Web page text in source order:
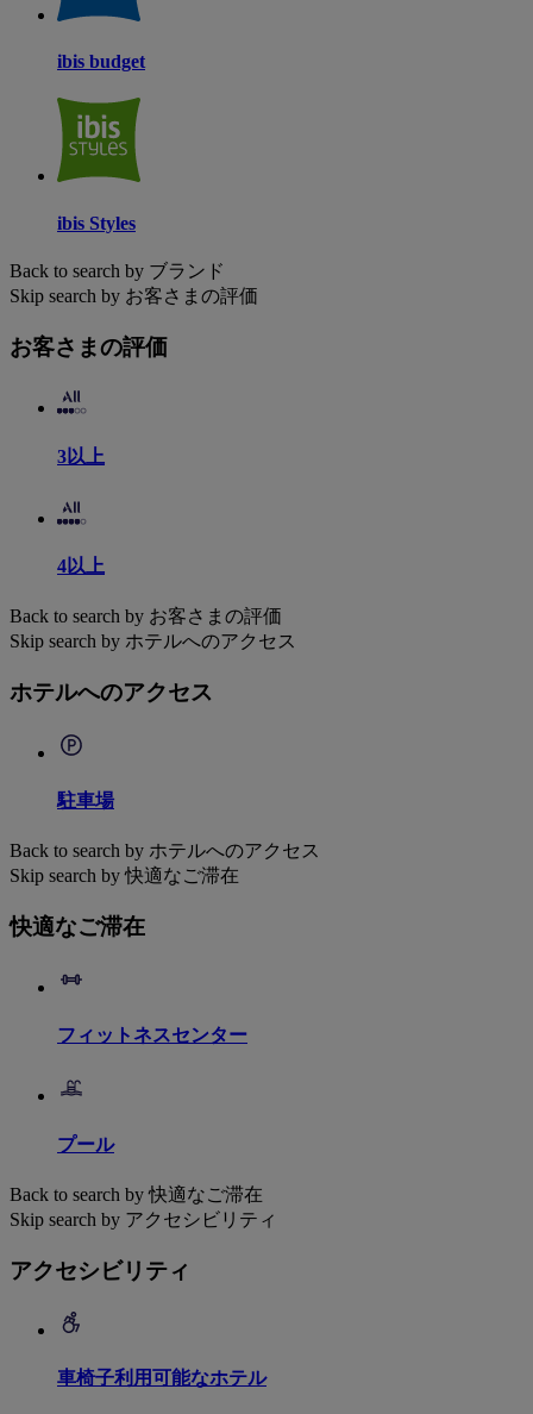
ibis budget
ibis Styles
Back to search by ブランド
Skip search by お客さまの評価
お客さまの評価
3以上
4以上
Back to search by お客さまの評価
Skip search by ホテルへのアクセス
ホテルへのアクセス
駐車場
Back to search by ホテルへのアクセス
Skip search by 快適なご滞在
快適なご滞在
フィットネスセンター
プール
Back to search by 快適なご滞在
Skip search by アクセシビリティ
アクセシビリティ
車椅子利用可能なホテル